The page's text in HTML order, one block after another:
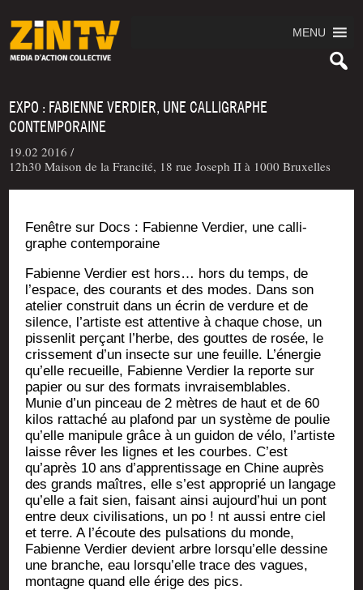
MENU
EXPO : FABIENNE VERDIER, UNE CALLIGRAPHE
CONTEMPORAINE
19.02 2016 /
12h30 Maison de la Francité, 18 rue Joseph II à 1000 Bruxelles
Fenêtre sur Docs : Fabienne Ver­dier, une cal­li­
graphe contemporaine
Fabienne Ver­dier est hors… hors du temps, de
l’espace, des cou­rants et des modes. Dans son
ate­lier construit dans un écrin de ver­dure et de
silence, l’artiste est atten­tive à chaque chose, un
pis­sen­lit per­çant l’herbe, des gouttes de rosée, le
cris­se­ment d’un insecte sur une feuille. L’énergie
qu’elle recueille, Fabienne Ver­dier la reporte sur
papier ou sur des for­mats invraisemblables.
Munie d’un pin­ceau de 2 mètres de haut et de 60
kilos rat­ta­ché au pla­fond par un sys­tème de pou­lie
qu’elle mani­pule grâce à un gui­don de vélo, l’artiste
laisse rêver les lignes et les courbes. C’est
qu’après 10 ans d’apprentissage en Chine auprès
des grands maîtres, elle s’est appro­prié un lan­gage
qu’elle a fait sien, fai­sant ain­si aujourd’hui un pont
entre deux civi­li­sa­tions, un po ! nt aus­si entre ciel
et terre. A l’é­coute des pul­sa­tions du monde,
Fabienne Ver­dier devient arbre lorsqu’elle des­sine
une branche, eau lorsqu’elle trace des vagues,
mon­tagne quand elle érige des pics.